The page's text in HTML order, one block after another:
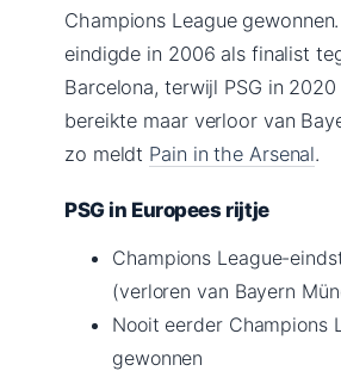
Champions League
eindigde in 2006 als finalist
Barcelona, terwijl PSG in
bereikte maar verloor van
zo meldt Pain in the Arsenal.
PSG in Europees rijtje
Champions League-
(verloren van Bayern
Nooit eerder Champions
gewonnen